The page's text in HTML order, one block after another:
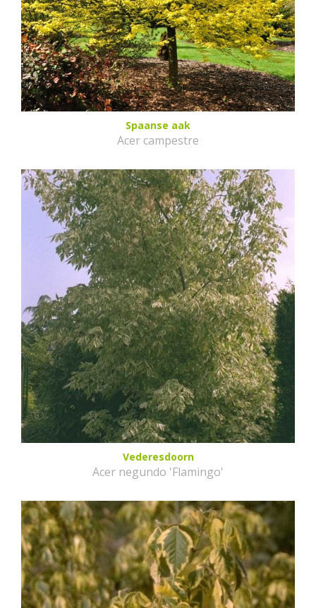
Spaanse aak
Acer campestre
Vederesdoorn
Acer negundo 'Flamingo'